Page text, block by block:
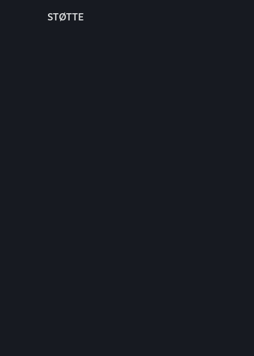
STØTTE